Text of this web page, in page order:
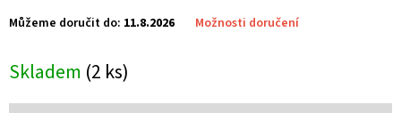
Skladem (2 ks)
Můžeme doručit do: 11.8.2026 Možnosti doručení